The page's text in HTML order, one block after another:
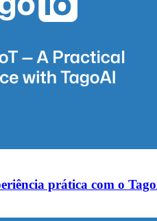
prática com o